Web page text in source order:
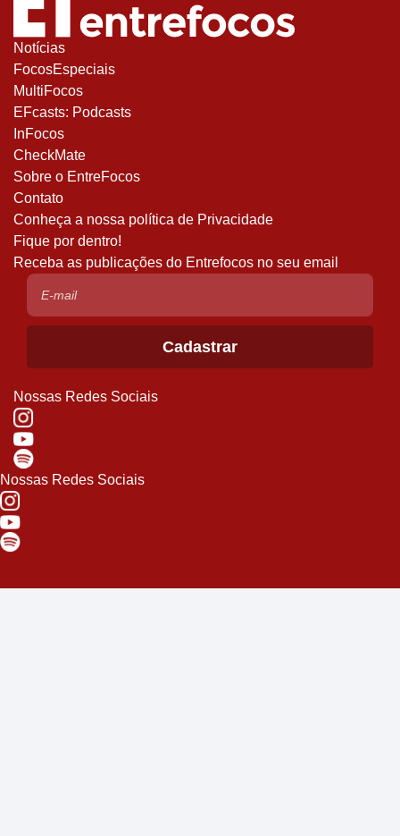
Notícias
FocosEspeciais
MultiFocos
EFcasts: Podcasts
InFocos
CheckMate
Sobre o EntreFocos
Contato
Conheça a nossa política de Privacidade
Fique por dentro!
Receba as publicações do Entrefocos no seu email
Nossas Redes Sociais
Nossas Redes Sociais